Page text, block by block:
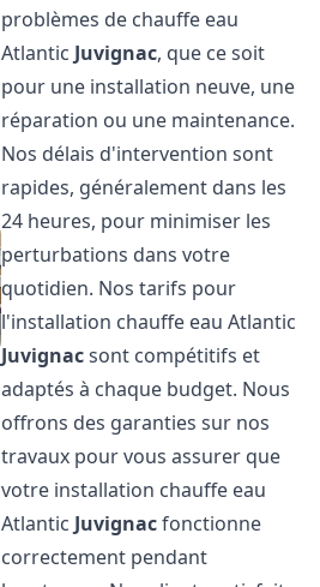
problèmes de chauffe eau
Atlantic Juvignac, que ce soit
pour une installation neuve, une
réparation ou une maintenance.
Nos délais d'intervention sont
rapides, généralement dans les
24 heures, pour minimiser les
perturbations dans votre
quotidien. Nos tarifs pour
l'installation chauffe eau Atlantic
Juvignacsont compétitifs et
adaptés à chaque budget. Nous
offrons des garanties sur nos
travaux pour vous assurer que
votre installation chauffe eau
Atlantic Juvignacfonctionne
correctement pendant